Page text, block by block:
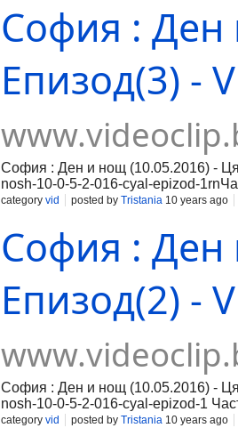
София : Ден
Епизод(3) -
София : Ден и нощ (10.05.2016) -
nosh-10-0-5-2-016-cyal-epizod-
016-cyal-epizod-2rnЧаст 3:https://
category vid posted by Tristania 10 years ago
София : Ден
Епизод(2) -
София : Ден и нощ (10.05.2016) -
nosh-10-0-5-2-016-cyal-epizod-1
016-cyal-epizod-2 Част 3:https://
category vid posted by Tristania 10 years ago